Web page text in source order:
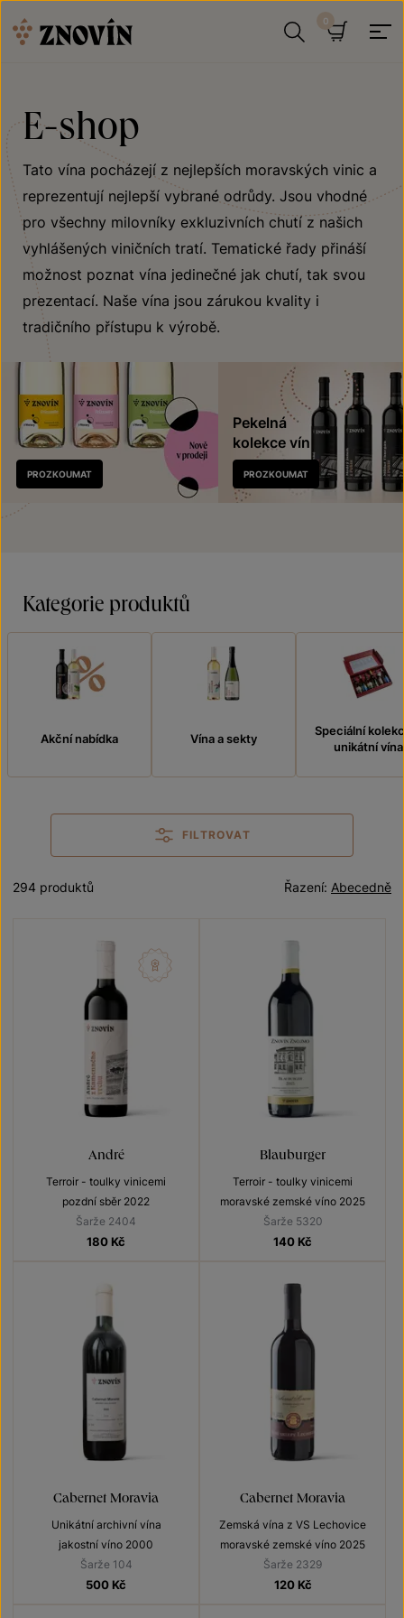
E-shop
Tato vína pocházejí z nejlepších moravských vinic a
reprezentují nejlepší vybrané odrůdy. Jsou vhodné
pro všechny milovníky exkluzivních chutí z našich
vyhlášených viničních tratí. Tematické řady přináší
možnost poznat vína jedinečné jak chutí, tak svou
prezentací. Naše vína jsou zárukou kvality i
tradičního přístupu k výrobě.
Nově
v prodeji
PROZKOUMAT
Pekelná
kolekce vín
PROZKOUMAT
Kategorie produktů
Akční nabídka Vína a sekty
Speciální
unikátní vína
FILTROVAT
Abecedně
Řazení:
294 produktů
André
Terroir - toulky vinicemi
pozdní sběr 2022
Šarže 2404
180 Kč
Blauburger
Terroir - toulky vinicemi
moravské zemské víno 2025
Šarže 5320
140 Kč
Cabernet Moravia
Unikátní archivní vína
jakostní víno 2000
Šarže 104
500 Kč
Cabernet Moravia
Zemská vína z VS Lechovice
moravské zemské víno 2025
Šarže 2329
120 Kč